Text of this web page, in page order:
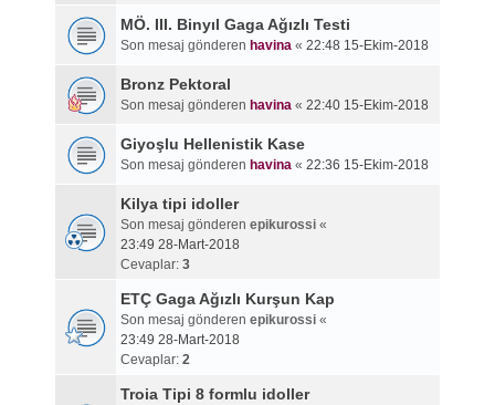
MÖ. III. Binyıl Gaga Ağızlı Testi
Son mesaj gönderen havina« 22:48 15-Ekim-2018
Bronz Pektoral
Son mesaj gönderen havina« 22:40 15-Ekim-2018
Giyoşlu Hellenistik Kase
Son mesaj gönderen havina« 22:36 15-Ekim-2018
Kilya tipi idoller
Son mesaj gönderen epikurossi«
23:49 28-Mart-2018
Cevaplar: 3
ETÇ Gaga Ağızlı Kurşun Kap
Son mesaj gönderen epikurossi«
23:49 28-Mart-2018
Cevaplar: 2
Troia Tipi 8 formlu idoller